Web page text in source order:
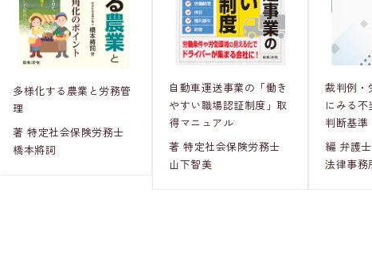
多様化する農業と労務管
理
著 特定社会保険労務士
橋本將詞
自動車運送事業の「働き
やすい職場認証制度」取
得マニュアル
著 特定社会保険労務士
山下智美
裁判例・
にみる
判断基準
編 弁護
法律事務